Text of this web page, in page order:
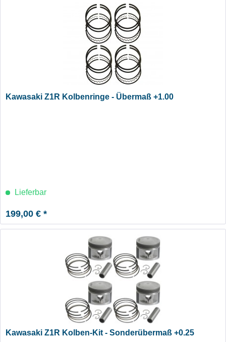
Kawasaki Z1R Kolbenringe - Übermaß +1.00
Lieferbar
199,00 € *
Kawasaki Z1R Kolben-Kit - Sonderübermaß +0.25